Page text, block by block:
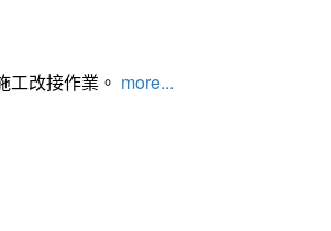
改接作業。 more...